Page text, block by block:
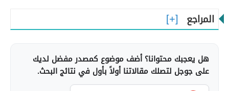
المراجع
هل يعجبك محتوانا؟ أضف موضوع كمصدر مفضل لديك
على جوجل لتصلك مقالاتنا أولاً بأول في نتائج البحث.